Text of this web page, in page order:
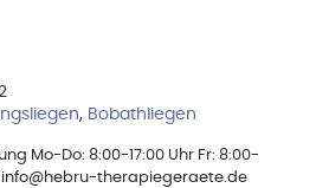
, Bobathliegen
Mo-Do: 8:00-17:00 Uhr Fr: 8:00-
info@hebru-therapiegeraete.de